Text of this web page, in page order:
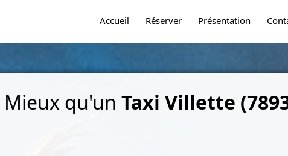
Accueil Réserver Présentation
Mieux qu'un Taxi Villette